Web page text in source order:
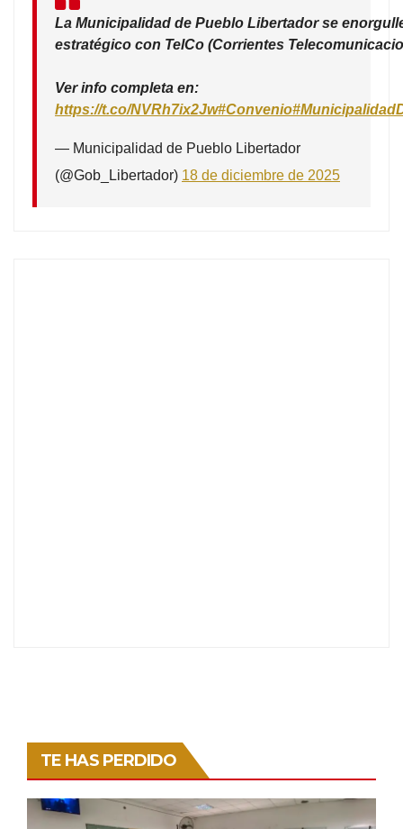
La Municipalidad de Pueblo Libertador se
estratégico con TelCo (Corrientes
Ver info completa en:
https://t.co/NVRh7ix2Jw#Convenio
— Municipalidad de Pueblo Libertador
(@Gob_Libertador) 18 de diciembre de 2025
TE HAS PERDIDO